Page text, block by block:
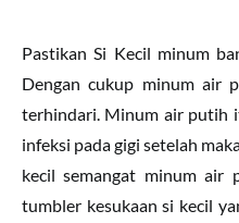
Pastikan Si Kecil minum
Dengan cukup minum air
terhindari. Minum air putih
infeksi pada gigi setelah
kecil semangat minum air
tumbler kesukaan si kecil